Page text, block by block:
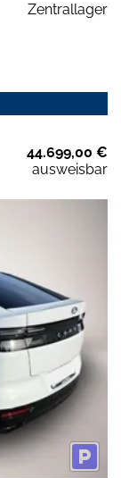
Zentrallager
44.699,00 €
ausweisbar